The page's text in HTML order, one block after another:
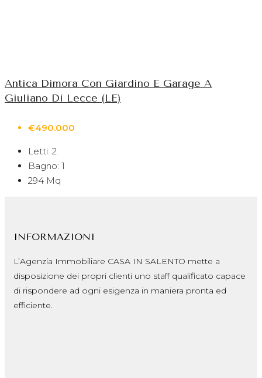
Antica Dimora Con Giardino E Garage A
Giuliano Di Lecce (LE)
€490.000
Letti: 2
Bagno: 1
294 Mq
INFORMAZIONI
L’Agenzia Immobiliare CASA IN SALENTO mette a
disposizione dei propri clienti uno staff qualificato capace
di rispondere ad ogni esigenza in maniera pronta ed
efficiente.